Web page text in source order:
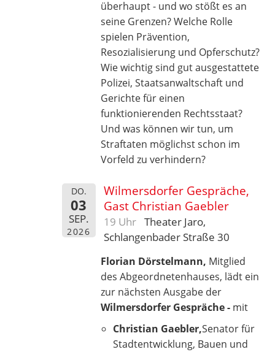
überhaupt - und wo stößt es an
seine Grenzen? Welche Rolle
spielen Prävention,
Resozialisierung und Opferschutz?
Wie wichtig sind gut ausgestattete
Polizei, Staatsanwaltschaft und
Gerichte für einen
funktionierenden Rechtsstaat?
Und was können wir tun, um
Straftaten möglichst schon im
Vorfeld zu verhindern?
DO.
03
SEP.
2026
Wilmersdorfer Gespräche,
Gast Christian Gaebler
19 Uhr Theater Jaro,
Schlangenbader Straße 30
Florian Dörstelmann, Mitglied
des Abgeordnetenhauses, lädt ein
zur nächsten Ausgabe der
Wilmersdorfer Gespräche - mit
Christian Gaebler,Senator für
Stadtentwicklung, Bauen und